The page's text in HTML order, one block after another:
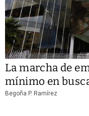
La marcha de
mínimo en
Begoña P. Ramírez